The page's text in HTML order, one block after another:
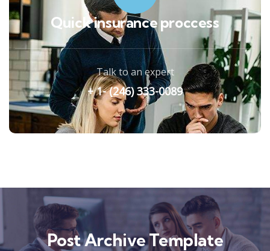
Quick insurance proccess
Talk to an expert
+ 1- (246) 333-0089
Post Archive Template